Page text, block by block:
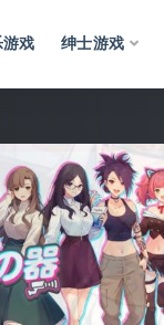
游戏 绅士游戏